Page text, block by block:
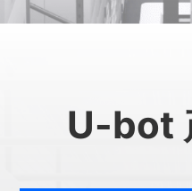
U-bot